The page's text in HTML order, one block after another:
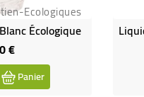
Ecologiques
Écologique
€Prix
Panier